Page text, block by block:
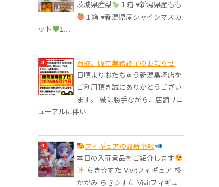
茨城県産梨
１箱 ♥︎新潟県産もも
１箱 ♥︎新潟県産シャインマスカ
ット
1...
買取、販売業務終了のお知らせ
日頃よりおたちゅう新潟黒埼店を
ご利用頂き誠にありがとうござい
ます。 誠に勝手ながら、店舗リニ
ューアルに伴い...
フィギュアの最新情報
本日の入荷景品をご紹介します
らき☆すた Vivitフィギュア 柊
かがみ らき☆すた Vivitフィギュ